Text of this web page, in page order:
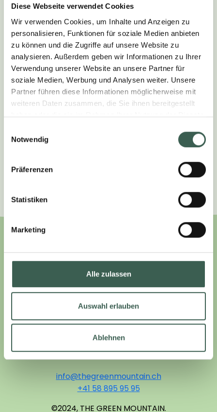
Diese Webseite verwendet Cookies
Wir verwenden Cookies, um Inhalte und Anzeigen zu
personalisieren, Funktionen für soziale Medien anbieten
zu können und die Zugriffe auf unsere Website zu
analysieren. Außerdem geben wir Informationen zu Ihrer
Verwendung unserer Website an unsere Partner für
soziale Medien, Werbung und Analysen weiter. Unsere
Partner führen diese Informationen möglicherweise mit
weiteren Daten zusammen, die Sie ihnen bereitgestellt
haben oder die sie im Rahmen Ihrer Nutzung der Dienste
Notwendig
Präferenzen
Statistiken
Marketing
Alle zulassen
Auswahl erlauben
Ablehnen
Handelsregister Nr.: FL-0002.555.663-7
Dr. Martin Henck CEO
Tel. 058 895 95 95
E-Mail: hilcona@hilcona.com
KONZEPT UND
PROGRAMMIERUNG
Langwiesenweg 29-33
Tel. +49 (0) 61 71-88 78 0
THE GREEN MOUNTAIN
RIEDLÖSERSTRASSE 7
CH-7302 LANDQUART
info@thegreenmountain.ch
+41 58 895 95 95
©2024, THE GREEN MOUNTAIN.